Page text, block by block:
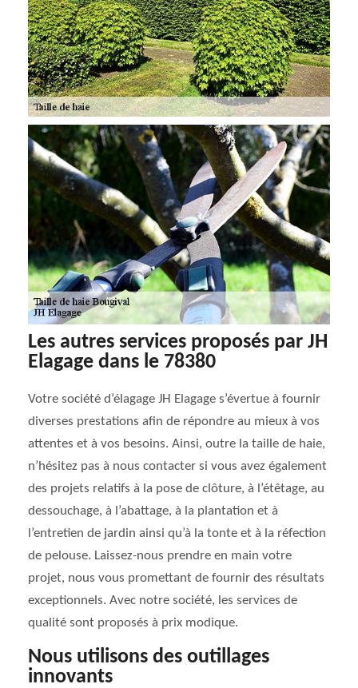
Les autres services proposés par JH
Elagage dans le 78380
Votre société d’élagage JH Elagage s’évertue à fournir
diverses prestations afin de répondre au mieux à vos
attentes et à vos besoins. Ainsi, outre la taille de haie,
n’hésitez pas à nous contacter si vous avez également
des projets relatifs à la pose de clôture, à l’étêtage, au
dessouchage, à l’abattage, à la plantation et à
l’entretien de jardin ainsi qu’à la tonte et à la réfection
de pelouse. Laissez-nous prendre en main votre
projet, nous vous promettant de fournir des résultats
exceptionnels. Avec notre société, les services de
qualité sont proposés à prix modique.
Nous utilisons des outillages
innovants